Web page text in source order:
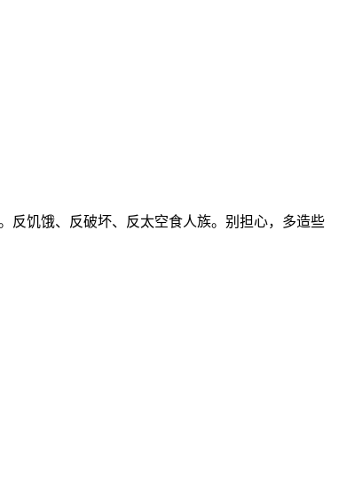
反饥饿、反破坏、反太空食人族。别担心，多造些